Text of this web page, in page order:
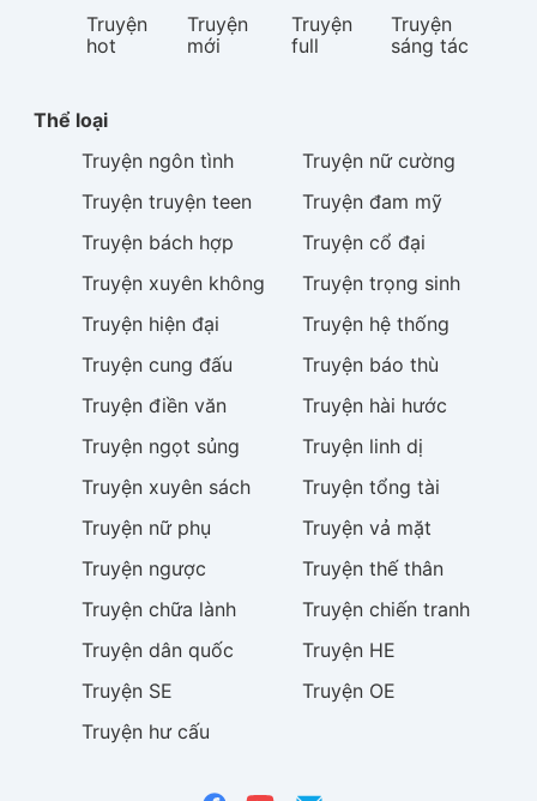
Truyện
hot
Truyện
mới
Truyện
full
Truyện
sáng tác
Thể loại
Truyện ngôn tình Truyện nữ cường
Truyện truyện teen Truyện đam mỹ
Truyện bách hợp Truyện cổ đại
Truyện xuyên không Truyện trọng sinh
Truyện hiện đại Truyện hệ thống
Truyện cung đấu Truyện báo thù
Truyện điền văn Truyện hài hước
Truyện ngọt sủng Truyện linh dị
Truyện xuyên sách Truyện tổng tài
Truyện nữ phụ Truyện vả mặt
Truyện ngược Truyện thế thân
Truyện chữa lành Truyện chiến tranh
Truyện dân quốc Truyện HE
Truyện SE Truyện OE
Truyện hư cấu